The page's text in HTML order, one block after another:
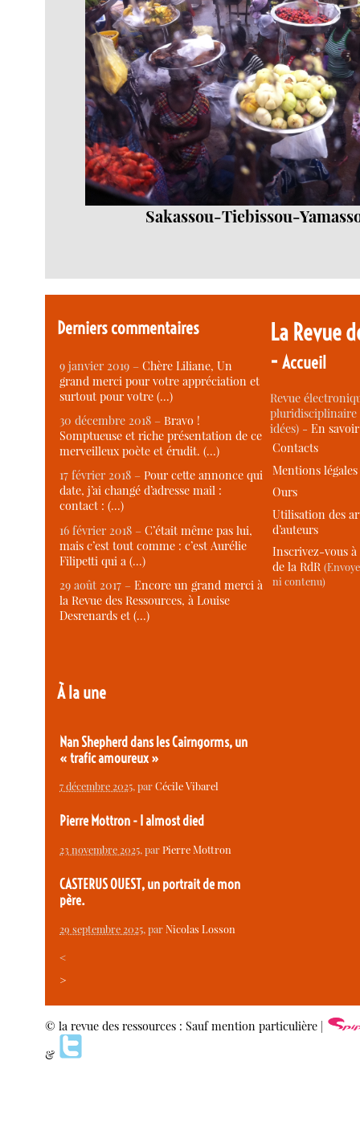
Sakassou-Tiebissou-
Derniers commentaires
9 janvier 2019 –Chère Liliane, Un
grand merci pour votre appréciation et
surtout pour votre (…)
30 décembre 2018 –Bravo !
Somptueuse et riche présentation de ce
merveilleux poète et érudit. (…)
17 février 2018 –Pour cette annonce qui
date, j’ai changé d’adresse mail :
contact : (…)
16 février 2018 –C’était même pas lui,
mais c’est tout comme : c’est Aurélie
Filipetti qui a (…)
29 août 2017 –Encore un grand merci à
la Revue des Ressources, à Louise
Desrenards et (…)
À la une
Nan Shepherd dans les Cairngorms, un
« trafic amoureux »
7 décembre 2025, parCécile Vibarel
Pierre Mottron - I almost died
23 novembre 2025, parPierre Mottron
CASTERUS OUEST, un portrait de mon
père.
29 septembre 2025, parNicolas Losson
<
>
La Revue
-Accueil
Revue
idées) -En
Contacts
Mentions légales
Ours
Utilisation des
d’auteurs
Inscrivez-vous
de la RdR
ni contenu)
© la revue des ressources : Sauf mention particulière |
&